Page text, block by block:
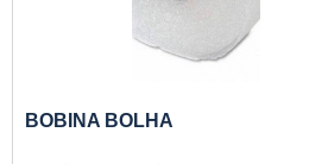
DE ALTA QUALIDADEA Empório
passou a contratar a produção com
assim, o mix de sacos a pronta
BOBINA BOLHA